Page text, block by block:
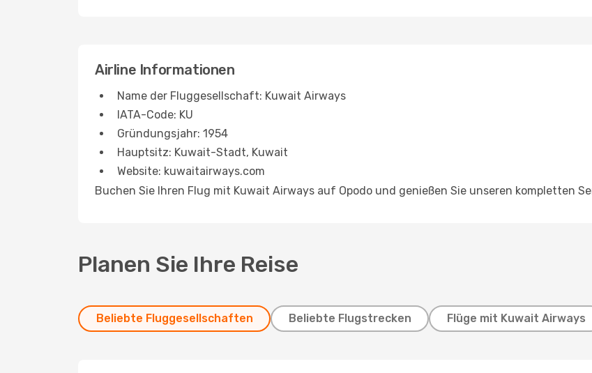
Airline Informationen
Name der Fluggesellschaft: Kuwait Airways
IATA-Code: KU
Gründungsjahr: 1954
Hauptsitz: Kuwait-Stadt, Kuwait
Website: kuwaitairways.com
Buchen Sie Ihren Flug mit Kuwait Airways auf Opodo und genießen Sie unseren kompletten
Planen Sie Ihre Reise
Beliebte Fluggesellschaften Beliebte Flugstrecken Flüge mit Kuwait Airways